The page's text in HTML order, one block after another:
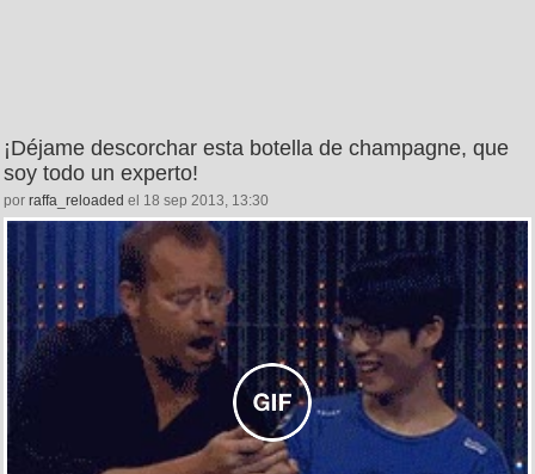
¡Déjame descorchar esta botella de champagne, que
soy todo un experto!
por raffa_reloaded el 18 sep 2013, 13:30